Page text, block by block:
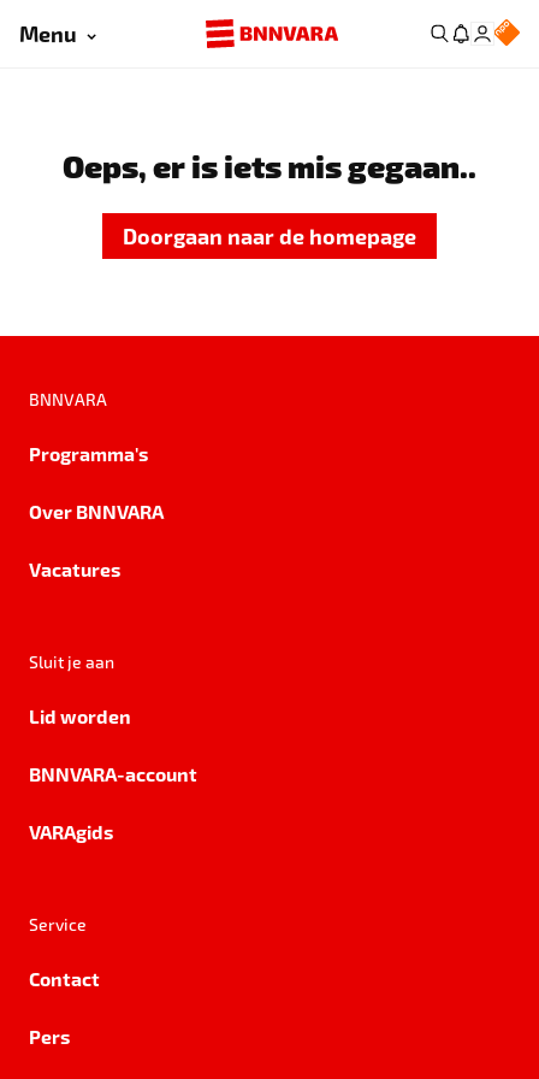
Menu
Oeps, er is iets mis gegaan..
Doorgaan naar de homepage
BNNVARA
Programma's
Over BNNVARA
Vacatures
Sluit je aan
Lid worden
BNNVARA-account
VARAgids
Service
Contact
Pers